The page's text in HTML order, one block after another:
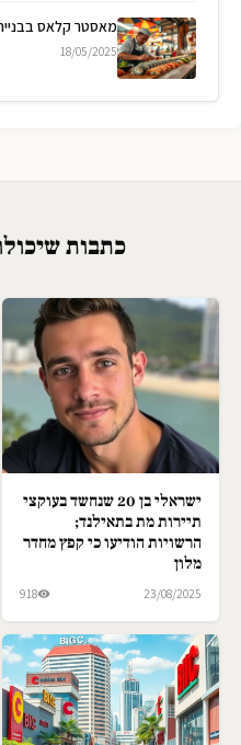
מאסטר קלאס
18/05/2025
כתבות
ישראלי בן 20 שנחשד בעוקצי
תיירות מת בתאילנד;
הרשויות הודיעו כי קפץ מחדר
מלון
23/08/2025
918